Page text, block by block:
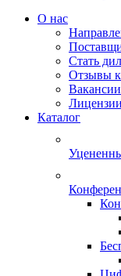
О нас
Стать
Отзывы
Вакансии
Каталог